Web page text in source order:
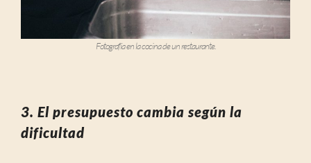
Fotografía en la cocina de un restaurante.
3. El presupuesto cambia según la
dificultad